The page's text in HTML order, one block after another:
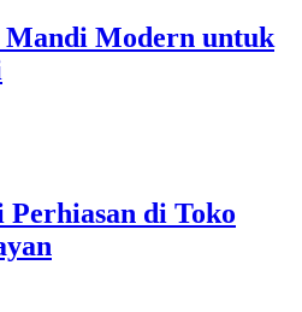
Modern untuk
di Toko